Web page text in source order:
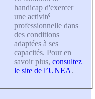
handicap d'exercer
une activité
professionnelle dans
des conditions
adaptées à ses
capacités. Pour en
savoir plus, consultez
le site de l’UNEA.